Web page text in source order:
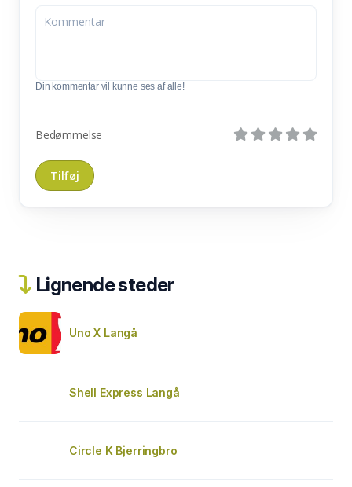
Din kommentar vil kunne ses af alle!
Bedømmelse
Lignende steder
Uno X Langå
Shell Express Langå
Circle K Bjerringbro